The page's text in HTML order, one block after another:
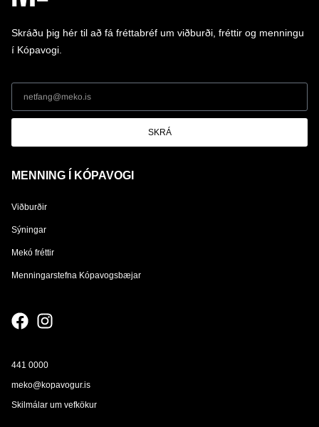
Skráðu þig hér til að fá fréttabréf um viðburði, fréttir og menningu
í Kópavogi.
SKRÁ
MENNING Í KÓPAVOGI
Viðburðir
Sýningar
Mekó fréttir
Menningarstefna Kópavogsbæjar
441 0000
meko@kopavogur.is
Skilmálar um vefkökur